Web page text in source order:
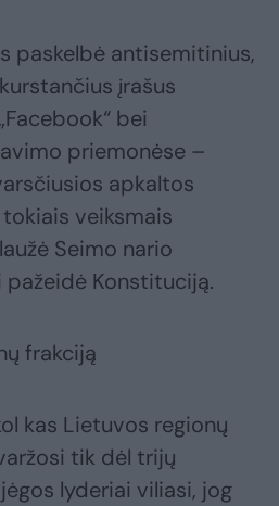
paskelbė antisemitinius,
įrašus
bei
priemonėse –
apkaltos
veiksmais
Seimo nario
Konstituciją.
frakciją
kas Lietuvos regionų
tik dėl trijų
lyderiai viliasi, jog